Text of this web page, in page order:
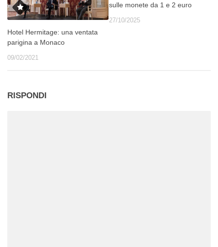
Hotel Hermitage: una ventata
parigina a Monaco
09/02/2021
sulle monete da 1 e 2 euro
27/10/2025
RISPONDI